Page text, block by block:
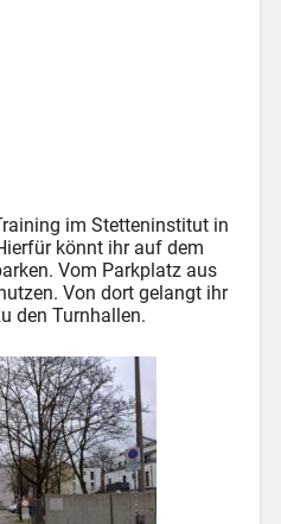
im Stetteninstitut in
könnt ihr auf dem
Vom Parkplatz aus
Von dort gelangt ihr
den Turnhallen.